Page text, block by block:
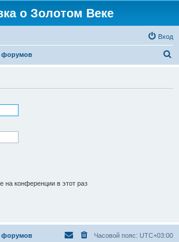
о Золотом Веке
Вход
форумов
на конференции в этот раз
форумов Часовой пояс: UTC+03:00